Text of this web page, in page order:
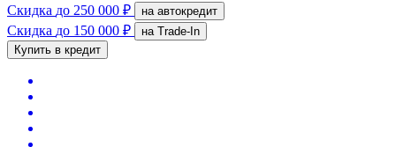
Скидка до 250 000 ₽ на автокредит
Скидка до 150 000 ₽
на Trade-In
Купить в кредит